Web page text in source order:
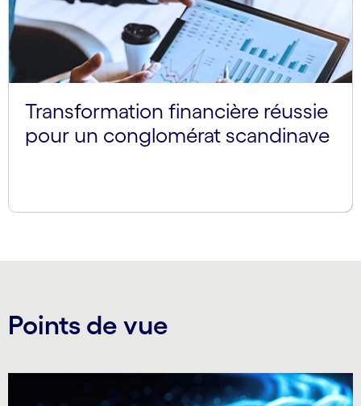
Transformation financière réussie
pour un conglomérat scandinave
Points de vue